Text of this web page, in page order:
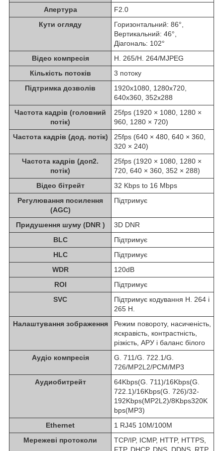
Апертура
F2.0
Кути огляду
Горизонтальний: 86°,
Вертикальний: 46°,
Діагональ: 102°
Відео компресія
H. 265/H. 264/MJPEG
Кількість потоків
3 потоку
Підтримка дозволів
1920x1080, 1280x720,
640x360, 352x288
Частота кадрів (головний
потік)
25fps (1920 × 1080, 1280 ×
960, 1280 × 720)
Частота кадрів (дод. потік)
25fps (640 × 480, 640 × 360,
320 × 240)
Частота кадрів (доп2.
потік)
25fps (1920 × 1080, 1280 ×
720, 640 × 360, 352 × 288)
Відео бітрейт
32 Kbps to 16 Mbps
Регулювання посилення
(AGC)
Підтримує
Придушення шуму (DNR )
3D DNR
BLC
Підтримує
HLC
Підтримує
WDR
120dB
ROI
Підтримує
SVC
Підтримує кодування H. 264 і
265 H.
Налаштування зображення
Режим повороту, насиченість,
яскравість, контрастність,
різкість, АРУ і баланс білого
Аудіо компресія
G. 711/G. 722.1/G.
726/MP2L2/PCM/MP3
Аудиобитрейт
64Kbps(G. 711)/16Kbps(G.
722.1)/16Kbps(G. 726)/32-
192Kbps(MP2L2)/8Kbps320K
bps(MP3)
Ethernet
1 RJ45 10M/100M
Мережеві протоколи
TCP/IP, ICMP, HTTP, HTTPS,